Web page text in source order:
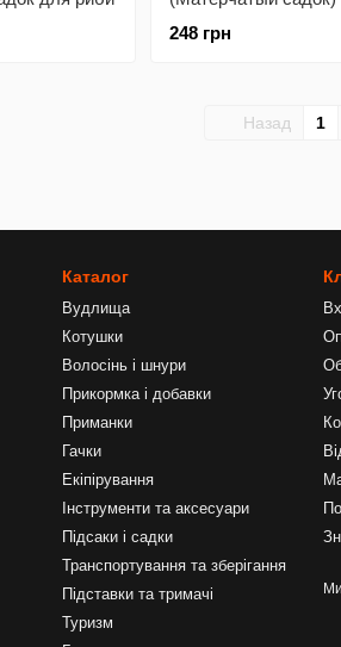
248 грн
Назад 1
Каталог
Вудлища
Котушки
Волосінь і шнури
Прикормка і добавки
Приманки
Гачки
Екіпірування
Інструменти та аксесуари
Підсаки і садки
Транспортування та зберігання
Підставки та тримачі
Туризм